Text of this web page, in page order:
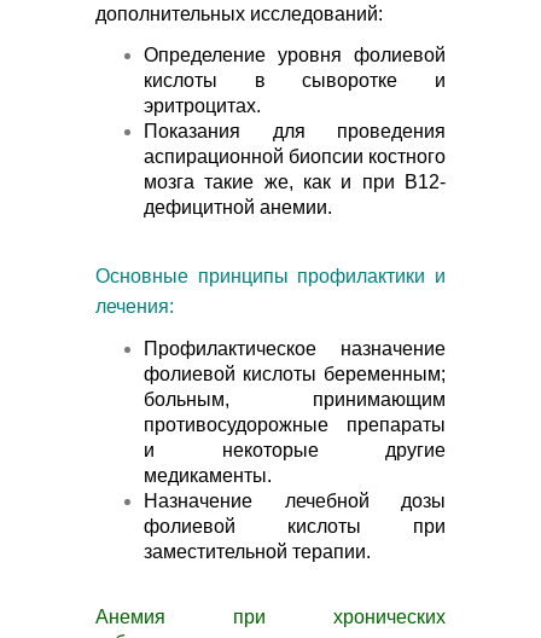
дополнительных исследований:
Определение уровня фолиевой
кислоты в сыворотке и
эритроцитах.
Показания для проведения
аспирационной биопсии костного
мозга такие же, как и при В12-
дефицитной анемии.
Основные принципы профилактики и
лечения:
Профилактическое назначение
фолиевой кислоты беременным;
больным, принимающим
противосудорожные препараты
и некоторые другие
медикаменты.
Назначение лечебной дозы
фолиевой кислоты при
заместительной терапии.
Анемия при хронических